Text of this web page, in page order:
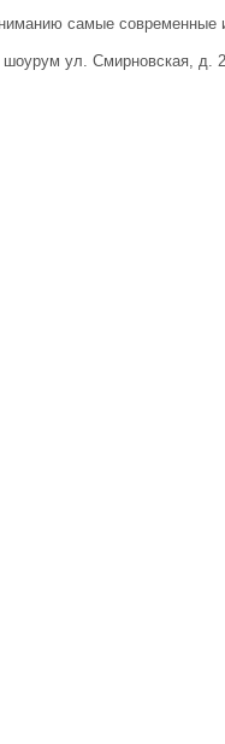
самые современные
ул. Смирновская, д.